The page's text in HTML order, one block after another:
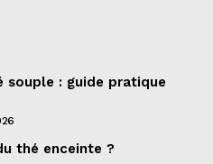
souple : guide pratique
thé enceinte ?